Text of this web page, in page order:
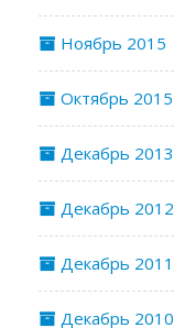
Ноябрь 2015
Октябрь 2015
Декабрь 2013
Декабрь 2012
Декабрь 2011
Декабрь 2010